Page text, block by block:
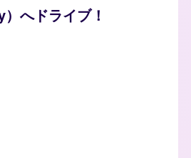
へドライブ！